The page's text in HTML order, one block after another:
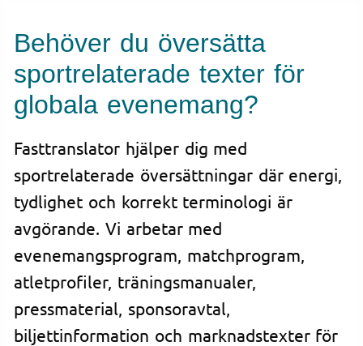
Behöver du översätta
sportrelaterade texter för
globala evenemang?
Fasttranslator hjälper dig med
sportrelaterade översättningar där energi,
tydlighet och korrekt terminologi är
avgörande. Vi arbetar med
evenemangsprogram, matchprogram,
atletprofiler, träningsmanualer,
pressmaterial, sponsoravtal,
biljettinformation och marknadstexter för